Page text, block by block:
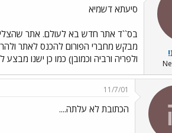
סיעתא דשמיא
בס``ד אתר חדש בא לעולם. אתר
מבקש מחברי הפורום להכנס לאתר
ולפריה ורביה וכמובן) כמו כן ישנו
11/7/01
הכתובת לא עלתה....